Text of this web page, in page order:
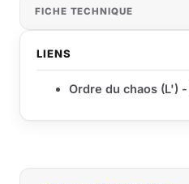
FICHE TECHNIQUE
LIENS
Ordre du chaos (L')